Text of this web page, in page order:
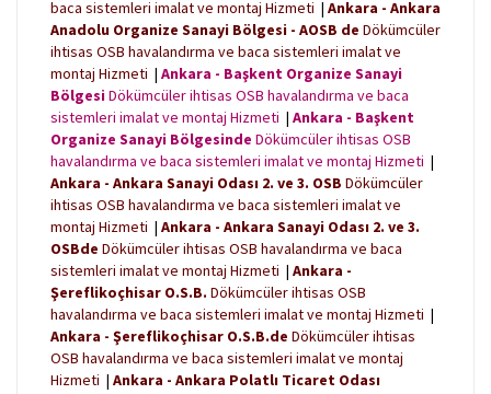
baca sistemleri imalat ve montaj Hizmeti | Ankara - Ankara
Anadolu Organize Sanayi Bölgesi - AOSB de Dökümcüler
ihtisas OSB havalandırma ve baca sistemleri imalat ve
montaj Hizmeti | Ankara - Başkent Organize Sanayi
BölgesiDökümcüler ihtisas OSB havalandırma ve baca
sistemleri imalat ve montaj Hizmeti | Ankara - Başkent
Organize Sanayi Bölgesinde Dökümcüler ihtisas OSB
havalandırma ve baca sistemleri imalat ve montaj Hizmeti |
Ankara - Ankara Sanayi Odası 2. ve 3. OSB Dökümcüler
ihtisas OSB havalandırma ve baca sistemleri imalat ve
montaj Hizmeti | Ankara - Ankara Sanayi Odası 2. ve 3.
OSBde Dökümcüler ihtisas OSB havalandırma ve baca
sistemleri imalat ve montaj Hizmeti | Ankara -
Şereflikoçhisar O.S.B. Dökümcüler ihtisas OSB
havalandırma ve baca sistemleri imalat ve montaj Hizmeti |
Ankara - Şereflikoçhisar O.S.B.de Dökümcüler ihtisas
OSB havalandırma ve baca sistemleri imalat ve montaj
Hizmeti | Ankara - Ankara Polatlı Ticaret Odası